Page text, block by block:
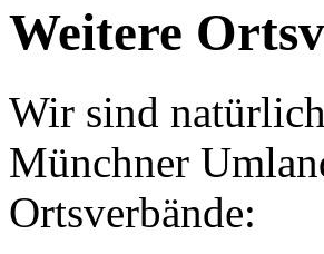
Weitere
Wir sind
Münchner
Ortsverbände: